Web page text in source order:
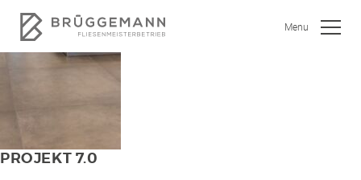
Menu
ARCHIVE
PROJEKT 7.0